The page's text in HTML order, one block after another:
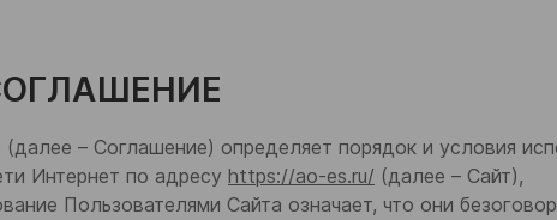
– Соглашение) определяет порядок и условия
Интернет по адресу https://ao-es.ru/ (далее – Сайт),
Пользователями Сайта означает, что они